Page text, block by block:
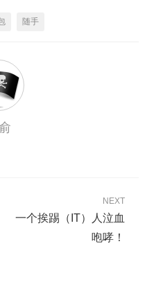
随手
NEXT
一个挨踢（IT）人泣血
咆哮！